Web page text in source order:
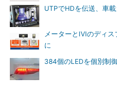
UTPでHDを伝送、車
メーターとIVIのディ
に
384個のLEDを個別制